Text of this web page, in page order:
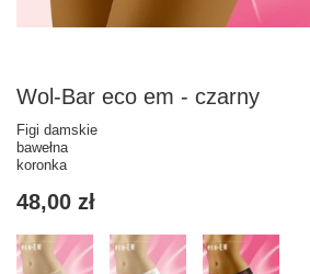
Wol-Bar eco em - czarny
Figi damskie
bawełna
koronka
48,00 zł